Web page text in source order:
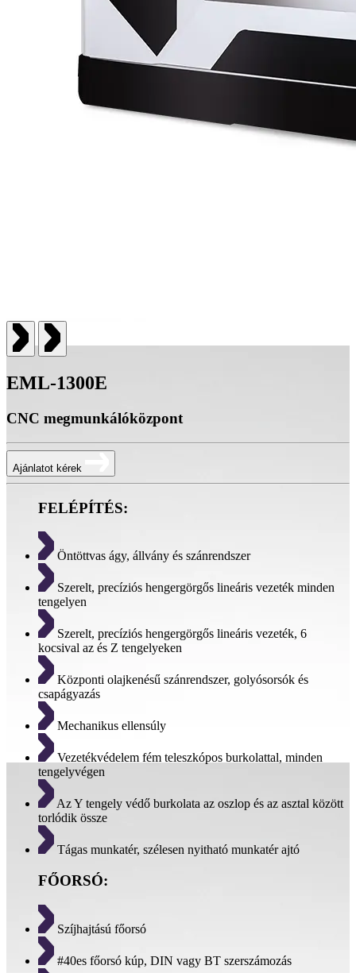
EML-1300E
CNC megmunkálóközpont
Ajánlatot kérek
FELÉPÍTÉS:
Öntöttvas ágy, állvány és szánrendszer
Szerelt, precíziós hengergörgős lineáris vezeték minden
tengelyen
Szerelt, precíziós hengergörgős lineáris vezeték, 6
kocsival az és Z tengelyeken
Központi olajkenésű szánrendszer, golyósorsók és
csapágyazás
Mechanikus ellensúly
Vezetékvédelem fém teleszkópos burkolattal, minden
tengelyvégen
Az Y tengely védő burkolata az oszlop és az asztal között
torlódik össze
Tágas munkatér, szélesen nyitható munkatér ajtó
FŐORSÓ:
Szíjhajtású főorsó
#40es főorsó kúp, DIN vagy BT szerszámozás